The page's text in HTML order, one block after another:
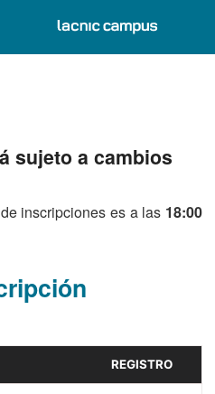
sujeto a cambios
inscripciones es a las 18:00
REGISTRO